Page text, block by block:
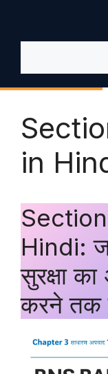
in
Hindi:
सुरक्षा
करने तक